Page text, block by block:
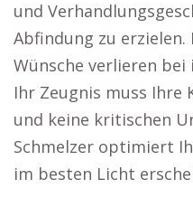
und
Abfindung zu
Wünsche verlieren
Ihr Zeugnis muss Ihre
und keine kritischen
Schmelzer optimiert
im besten Licht